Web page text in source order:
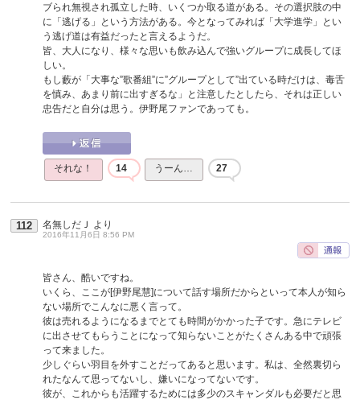
ブられ無視され孤立した時、いくつか取る道がある。その選択肢の中
に「逃げる」という方法がある。今となってみれば「大学進学」とい
う逃げ道は有益だったと言えるようだ。
皆、大人になり、様々な思いも飲み込んで強いグループに成長してほ
しい。
もし藪が「大事な”歌番組”に”グループとして”出ている時だけは、毒舌
を慎み、あまり前に出すぎるな」と注意したとしたら、それは正しい
忠告だと自分は思う。伊野尾ファンであっても。
それな！ 14 うーん… 27
112 名無しだＪ より
2016年11月6日 8:56 PM
皆さん、酷いですね。
いくら、ここが[伊野尾慧]について話す場所だからといって本人が知ら
ない場所でこんなに悪く言って。
彼は売れるようになるまでとても時間がかかった子です。急にテレビ
に出させてもらうことになって知らないことがたくさんある中で頑張
って来ました。
少しぐらい羽目を外すことだってあると思います。私は、全然裏切ら
れたなんて思ってないし、嫌いになってないです。
彼が、これからも活躍するためには多少のスキャンダルも必要だと思